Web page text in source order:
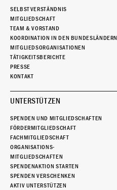
SELBSTVERSTÄNDNIS
MITGLIEDSCHAFT
TEAM & VORSTAND
KOORDINATION IN DEN BUNDESLÄNDERN
MITGLIEDSORGANISATIONEN
TÄTIGKEITSBERICHTE
PRESSE
KONTAKT
UNTERSTÜTZEN
SPENDEN UND MITGLIEDSCHAFTEN
FÖRDERMITGLIEDSCHAFT
FACHMITGLIEDSCHAFT
ORGANISATIONS-
MITGLIEDSCHAFTEN
SPENDENAKTION STARTEN
SPENDEN VERSCHENKEN
AKTIV UNTERSTÜTZEN